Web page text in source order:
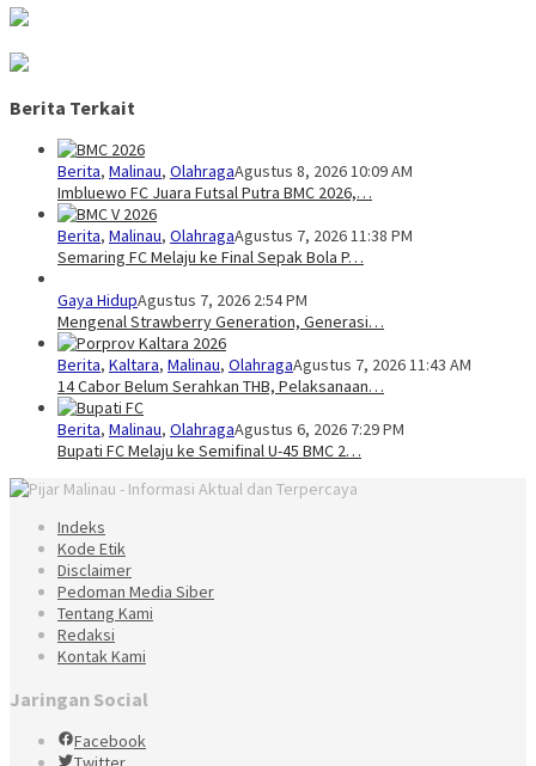
Berita Terkait
Berita, Malinau, OlahragaAgustus 8, 2026 10:09 AM
Imbluewo FC Juara Futsal Putra BMC 2026,…
Berita, Malinau, OlahragaAgustus 7, 2026 11:38 PM
Semaring FC Melaju ke Final Sepak Bola P…
Gaya HidupAgustus 7, 2026 2:54 PM
Mengenal Strawberry Generation, Generasi…
Berita, Kaltara, Malinau, OlahragaAgustus 7, 2026 11:43 AM
14 Cabor Belum Serahkan THB, Pelaksanaan…
Berita, Malinau, OlahragaAgustus 6, 2026 7:29 PM
Bupati FC Melaju ke Semifinal U-45 BMC 2…
Indeks
Kode Etik
Disclaimer
Pedoman Media Siber
Tentang Kami
Redaksi
Kontak Kami
Jaringan Social
Facebook